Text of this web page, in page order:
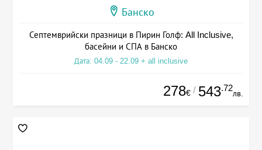
Банско
Септемврийски празници в Пирин Голф: All Inclusive,
басейни и СПА в Банско
Дата: 04.09 - 22.09 + all inclusive
278€ / 543.72
лв.